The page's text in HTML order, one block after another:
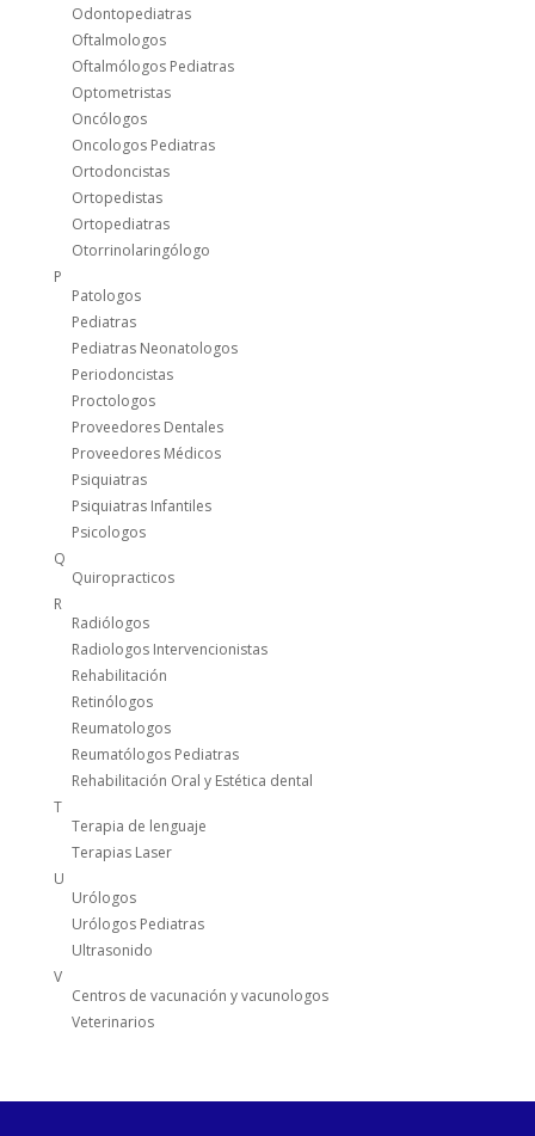
Odontopediatras
Oftalmologos
Oftalmólogos Pediatras
Optometristas
Oncólogos
Oncologos Pediatras
Ortodoncistas
Ortopedistas
Ortopediatras
Otorrinolaringólogo
P
Patologos
Pediatras
Pediatras Neonatologos
Periodoncistas
Proctologos
Proveedores Dentales
Proveedores Médicos
Psiquiatras
Psiquiatras Infantiles
Psicologos
Q
Quiropracticos
R
Radiólogos
Radiologos Intervencionistas
Rehabilitación
Retinólogos
Reumatologos
Reumatólogos Pediatras
Rehabilitación Oral y Estética dental
T
Terapia de lenguaje
Terapias Laser
U
Urólogos
Urólogos Pediatras
Ultrasonido
V
Centros de vacunación y vacunologos
Veterinarios